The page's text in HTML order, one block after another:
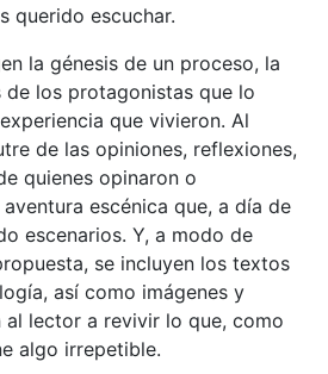
querido escuchar.
la génesis de un proceso, la
de los protagonistas que lo
que vivieron. Al
de las opiniones, reflexiones,
quienes opinaron o
escénica que, a día de
escenarios. Y, a modo de
se incluyen los textos
así como imágenes y
al lector a revivir lo que, como
algo irrepetible.